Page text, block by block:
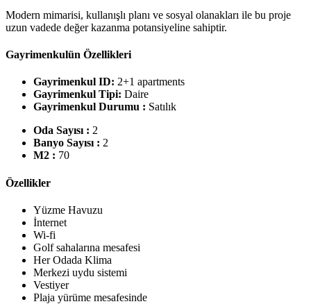
Modern mimarisi, kullanışlı planı ve sosyal olanakları ile bu proje
uzun vadede değer kazanma potansiyeline sahiptir.
Gayrimenkulün Özellikleri
Gayrimenkul ID: 2+1 apartments
Gayrimenkul Tipi: Daire
Gayrimenkul Durumu : Satılık
Oda Sayısı : 2
Banyo Sayısı : 2
M2 : 70
Özellikler
Yüzme Havuzu
İnternet
Wi-fi
Golf sahalarına mesafesi
Her Odada Klima
Merkezi uydu sistemi
Vestiyer
Plaja yürüme mesafesinde